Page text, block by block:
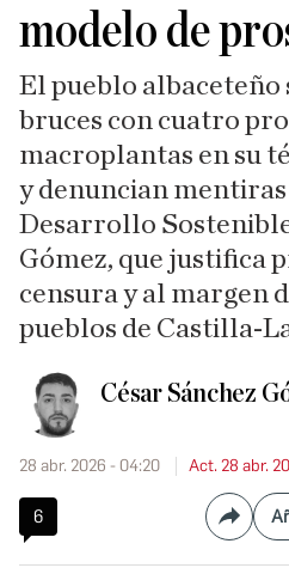
modelo de
El pueblo albaceteño
bruces con cuatro
macroplantas en su
y denuncian
Desarrollo
Gómez, que justifica
censura y al margen
pueblos de Castilla-
César Sánchez
28 abr. 2026 - 04:20 Act. 28 abr.
6